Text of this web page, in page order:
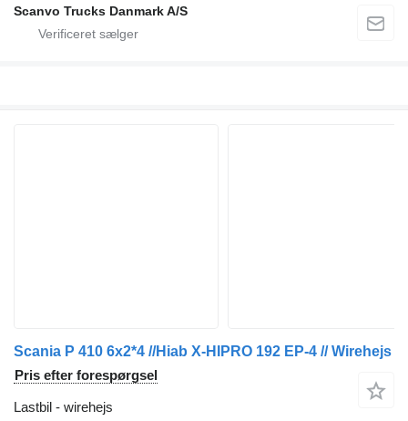
Scanvo Trucks Danmark A/S
Scania P 410 6x2*4 //Hiab X-HIPRO 192 EP-4 // Wirehejs
Pris efter forespørgsel
Lastbil - wirehejs